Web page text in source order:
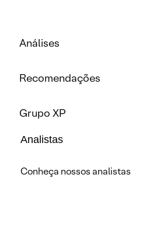
Análises
Recomendações
Grupo XP
Analistas
Conheça nossos analistas